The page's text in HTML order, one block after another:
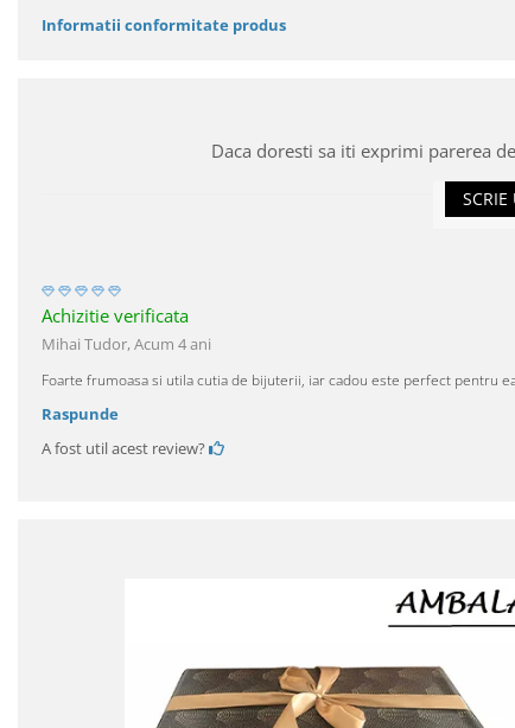
Informatii conformitate produs
Daca doresti sa iti exprimi parerea
SCRIE
Achizitie verificata
Mihai Tudor,Acum 4 ani
Foarte frumoasa si utila cutia de bijuterii, iar cadou este perfect pentru
Raspunde
A fost util acest review?